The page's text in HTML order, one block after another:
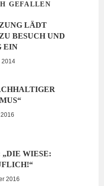
GEFALLEN
LÄDT
BESUCH UND
EIN
2014
WIESE:
2016